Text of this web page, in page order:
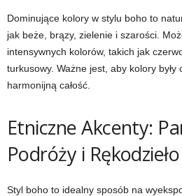
Dominujące kolory w stylu boho to
jak beże, brązy, zielenie i szarości.
intensywnych kolorów, takich jak
turkusowy. Ważne jest, aby kolory były
harmonijną całość.
Etniczne Akcenty:
Podróży i Rękodzieło
Styl boho to idealny sposób na